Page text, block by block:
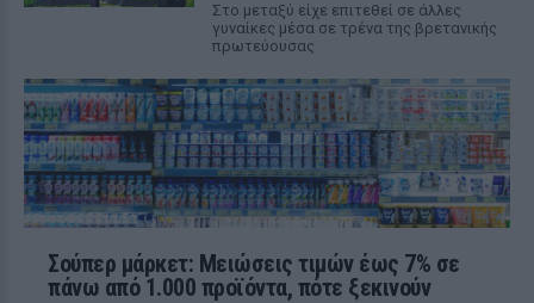
Στο μεταξύ είχε επιτεθεί σε άλλες
γυναίκες μέσα σε τρένα της βρετανικής
πρωτεύουσας
Σούπερ μάρκετ: Μειώσεις τιμών έως 7% σε
πάνω από 1.000 προϊόντα, πότε ξεκινούν